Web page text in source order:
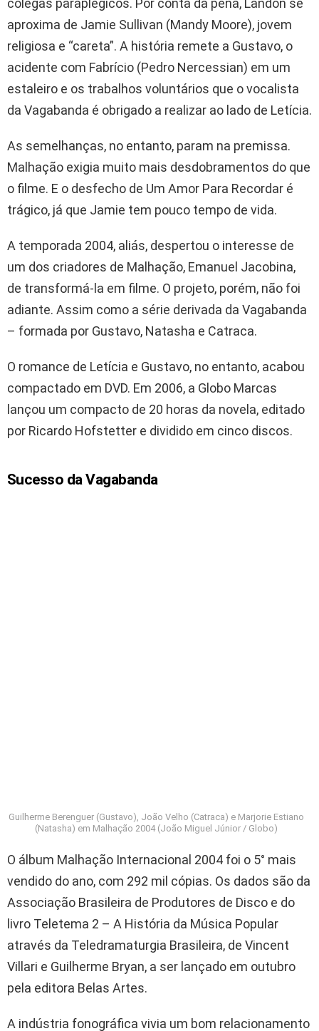
aproxima de Jamie Sullivan (Mandy Moore), jovem
religiosa e “careta”. A história remete a Gustavo, o
acidente com Fabrício (Pedro Nercessian) em um
estaleiro e os trabalhos voluntários que o vocalista
da Vagabanda é obrigado a realizar ao lado de Letícia.
As semelhanças, no entanto, param na premissa.
Malhação exigia muito mais desdobramentos do que
o filme. E o desfecho de Um Amor Para Recordar é
trágico, já que Jamie tem pouco tempo de vida.
A temporada 2004, aliás, despertou o interesse de
um dos criadores de Malhação, Emanuel Jacobina,
de transformá-la em filme. O projeto, porém, não foi
adiante. Assim como a série derivada da Vagabanda
– formada por Gustavo, Natasha e Catraca.
O romance de Letícia e Gustavo, no entanto, acabou
compactado em DVD. Em 2006, a Globo Marcas
lançou um compacto de 20 horas da novela, editado
por Ricardo Hofstetter e dividido em cinco discos.
Sucesso da Vagabanda
Guilherme Berenguer (Gustavo), João Velho (Catraca) e Marjorie Estiano
(Natasha) em Malhação 2004 (João Miguel Júnior / Globo)
O álbum Malhação Internacional 2004 foi o 5° mais
vendido do ano, com 292 mil cópias. Os dados são da
Associação Brasileira de Produtores de Disco e do
livro Teletema 2 – A História da Música Popular
através da Teledramaturgia Brasileira, de Vincent
Villari e Guilherme Bryan, a ser lançado em outubro
pela editora Belas Artes.
A indústria fonográfica vivia um bom relacionamento